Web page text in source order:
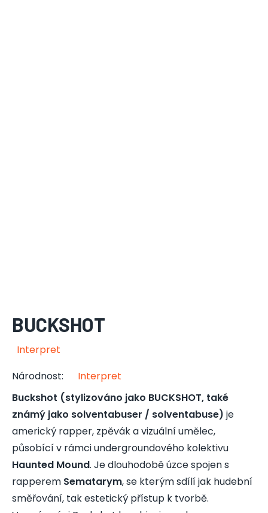
BUCKSHOT
Interpret
Národnost:
Interpret
Buckshot (stylizováno jako BUCKSHOT, také
známý jako solventabuser / solventabuse) je
americký rapper, zpěvák a vizuální umělec,
působící v rámci undergroundového kolektivu
Haunted Mound. Je dlouhodobě úzce spojen s
rapperem Sematarym, se kterým sdílí jak hudební
směřování, tak estetický přístup k tvorbě.